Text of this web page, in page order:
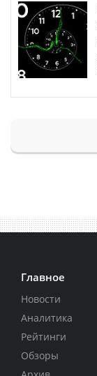
Главное
Новости
Аналитика
Рейтинги
Обзоры